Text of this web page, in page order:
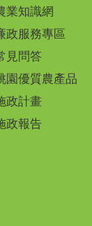
業知識網
政服務專區
見問答
園優質農產品
政計畫
政報告